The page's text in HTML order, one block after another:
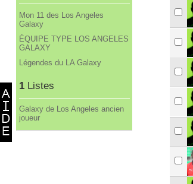
Mon 11 des Los Angeles
Galaxy
ÉQUIPE TYPE LOS ANGELES
GALAXY
Légendes du LA Galaxy
1Listes
Galaxy de Los Angeles ancien
joueur